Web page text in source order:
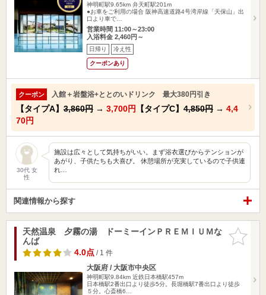
神明町駅9.65km 弁天町駅201m
●お車をご利用の場合 阪神高速道路4号湾岸線「天保山」出
口より車で…
営業時間 11:00～23:00
入浴料金 2,460円～
日帰り 冷え性
クーポンあり
クーポン 入館＋岩盤浴+ととのいドリンク 最大380円引き
【タイプA】 3,860円 → 3,700円 【タイプC】 4,850円 → 4,4
70円
30代 女
性
施設は広々として気持ちがいい。まず浴衣選びからテンションが
あがり、子供たちも大喜び。 休憩場所が充実しているので子供連
れ…
関連情報から探す
お気に入
りに追加
天然温泉 夕霧の湯 ドーミーインＰＲＥＭＩＵＭな
んば
4.0点/ 1 件
大阪府 / 大阪市中央区
神明町駅9.84km 近鉄日本橋駅457m
日本橋駅2番出口より徒歩5分。長堀橋駅7番出口より徒歩
５分。心斎橋6…